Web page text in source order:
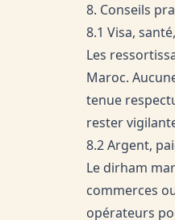
8. Conseils
8.1 Visa,
Les
Maroc.
tenue
rester
8.2 Argent,
Le dirham
commerces
opérateurs